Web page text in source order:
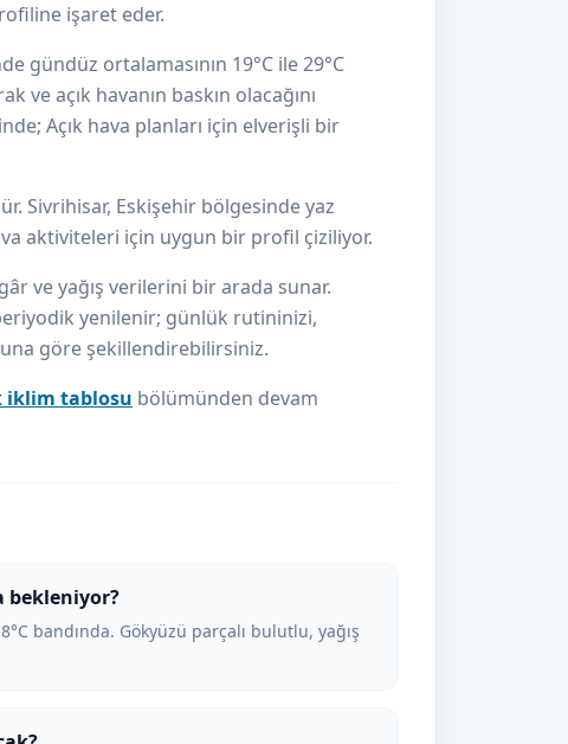
işaret eder.
gündüz ortalamasının 19°C ile 29°C
ve açık havanın baskın olacağını
Açık hava planları için elverişli bir
Sivrihisar, Eskişehir bölgesinde yaz
aktiviteleri için uygun bir profil çiziliyor.
ve yağış verilerini bir arada sunar.
yenilenir; günlük rutininizi,
göre şekillendirebilirsiniz.
iklim tablosu bölümünden devam
bekleniyor?
bandında. Gökyüzü parçalı bulutlu, yağış